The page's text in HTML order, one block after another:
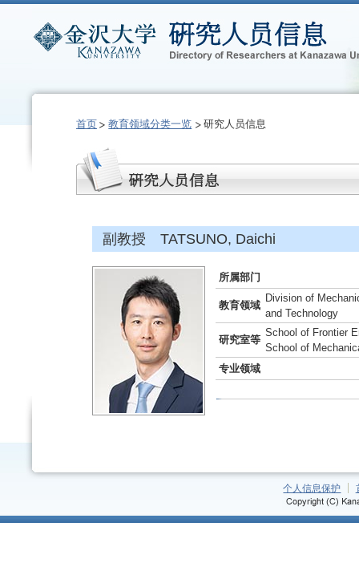
首页 教育领域分类一览 研究人员信息
副教授 TATSUNO, Daichi
所属部门
教育领域
Division of
and Technology
研究室等
School of Frontier
School of
专业领域
个人信息保护